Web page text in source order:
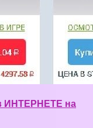
ИНТЕРНЕТЕ на